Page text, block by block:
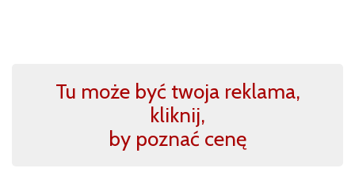
Tu może być twoja reklama,
kliknij,
by poznać cenę